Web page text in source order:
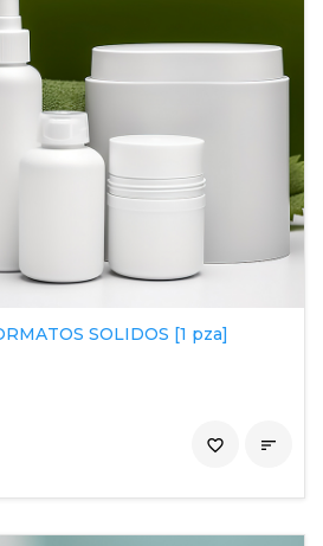
SOLIDOS [1 pza]

favorite_border